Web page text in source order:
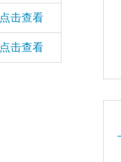
点击查看
点击查看